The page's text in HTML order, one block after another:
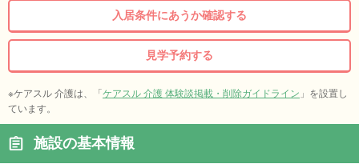
入居条件にあうか確認する
見学予約する
※ケアスル 介護は、「ケアスル 介護 体験談掲載・削除ガイドライン 」を設置し
ています。
施設の基本情報